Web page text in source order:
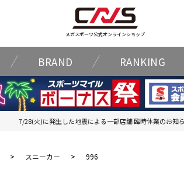
メガスポーツ公式オンラインショップ
BRAND RANKING
7/28(火)に発生した地震による一部店舗 臨時休業のお知
> スニーカー > 996